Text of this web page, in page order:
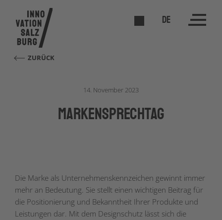
DE
ZURÜCK
14. November 2023
markenSPRECHTAG
Die Marke als Unternehmenskennzeichen gewinnt immer
mehr an Bedeutung. Sie stellt einen wichtigen Beitrag für
die Positionierung und Bekanntheit Ihrer Produkte und
Leistungen dar. Mit dem Designschutz lässt sich die